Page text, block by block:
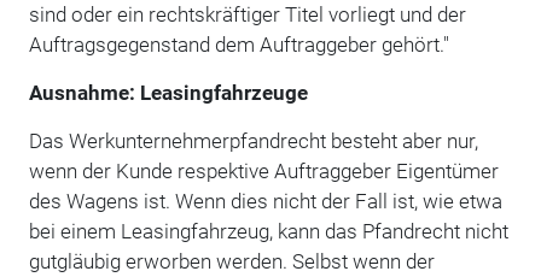
sind oder ein rechtskräftiger Titel vorliegt und der
Auftragsgegenstand dem Auftraggeber gehört."
Ausnahme: Leasingfahrzeuge
Das Werkunternehmerpfandrecht besteht aber nur,
wenn der Kunde respektive Auftraggeber Eigentümer
des Wagens ist. Wenn dies nicht der Fall ist, wie etwa
bei einem Leasingfahrzeug, kann das Pfandrecht nicht
gutgläubig erworben werden. Selbst wenn der